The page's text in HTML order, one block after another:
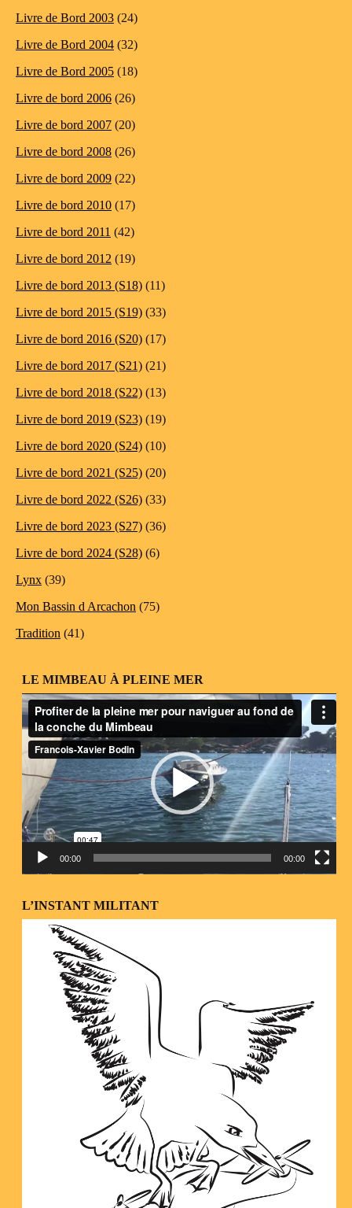
Livre de Bord 2003 (24)
Livre de Bord 2004 (32)
Livre de Bord 2005 (18)
Livre de bord 2006 (26)
Livre de bord 2007 (20)
Livre de bord 2008 (26)
Livre de bord 2009 (22)
Livre de bord 2010 (17)
Livre de bord 2011 (42)
Livre de bord 2012 (19)
Livre de bord 2013 (S18) (11)
Livre de bord 2015 (S19) (33)
Livre de bord 2016 (S20) (17)
Livre de bord 2017 (S21) (21)
Livre de bord 2018 (S22) (13)
Livre de bord 2019 (S23) (19)
Livre de bord 2020 (S24) (10)
Livre de bord 2021 (S25) (20)
Livre de bord 2022 (S26) (33)
Livre de bord 2023 (S27) (36)
Livre de bord 2024 (S28) (6)
Lynx (39)
Mon Bassin d Arcachon (75)
Tradition (41)
LE MIMBEAU À PLEINE MER
Lecteur
vidéo
00:00 00:00
L’INSTANT MILITANT